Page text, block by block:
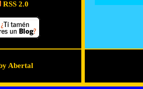
RSS 2.0
Abertal